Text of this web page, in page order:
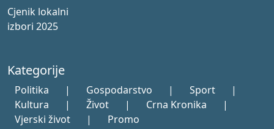
Cjenik lokalni
izbori 2025
Kategorije
Politika | Gospodarstvo | Sport
|
Kultura
| Život | Crna Kronika
|
Vjerski život
| Promo